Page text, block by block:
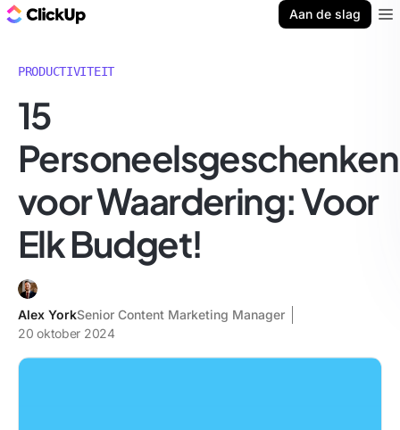
Aan de slag
PRODUCTIVITEIT
15
Personeelsgeschenken
voor Waardering: Voor
Elk Budget!
Alex YorkSenior Content Marketing Manager
20 oktober 2024